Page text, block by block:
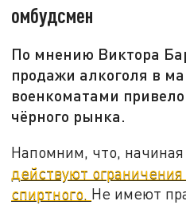
омбудсмен
По мнению Виктора
продажи алкоголя в
военкоматами
чёрного рынка.
Напомним, что, начиная
действуют
спиртного. Не имеют